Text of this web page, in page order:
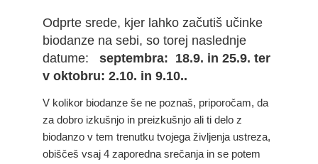
Odprte srede, kjer lahko začutiš učinke
biodanze na sebi, so torej naslednje
datume: septembra: 18.9. in 25.9. ter
v oktobru: 2.10. in 9.10..
V kolikor biodanze še ne poznaš, priporočam, da
za dobro izkušnjo in preizkušnjo ali ti delo z
biodanzo v tem trenutku tvojega življenja ustreza,
obiščeš vsaj 4 zaporedna srečanja in se potem